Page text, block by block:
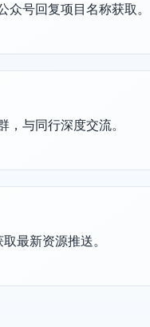
号回复项目名称获取。
与同行深度交流。
最新资源推送。